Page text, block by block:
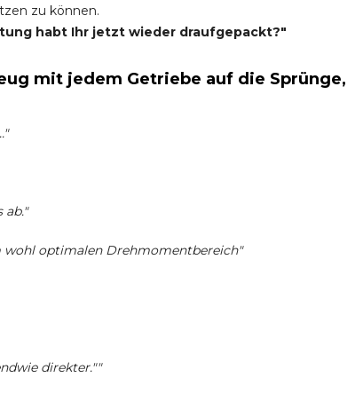
zu können.
habt Ihr jetzt wieder draufgepackt?"
mit jedem Getriebe auf die Sprünge,
ab."
wohl optimalen Drehmomentbereich"
direkter.""